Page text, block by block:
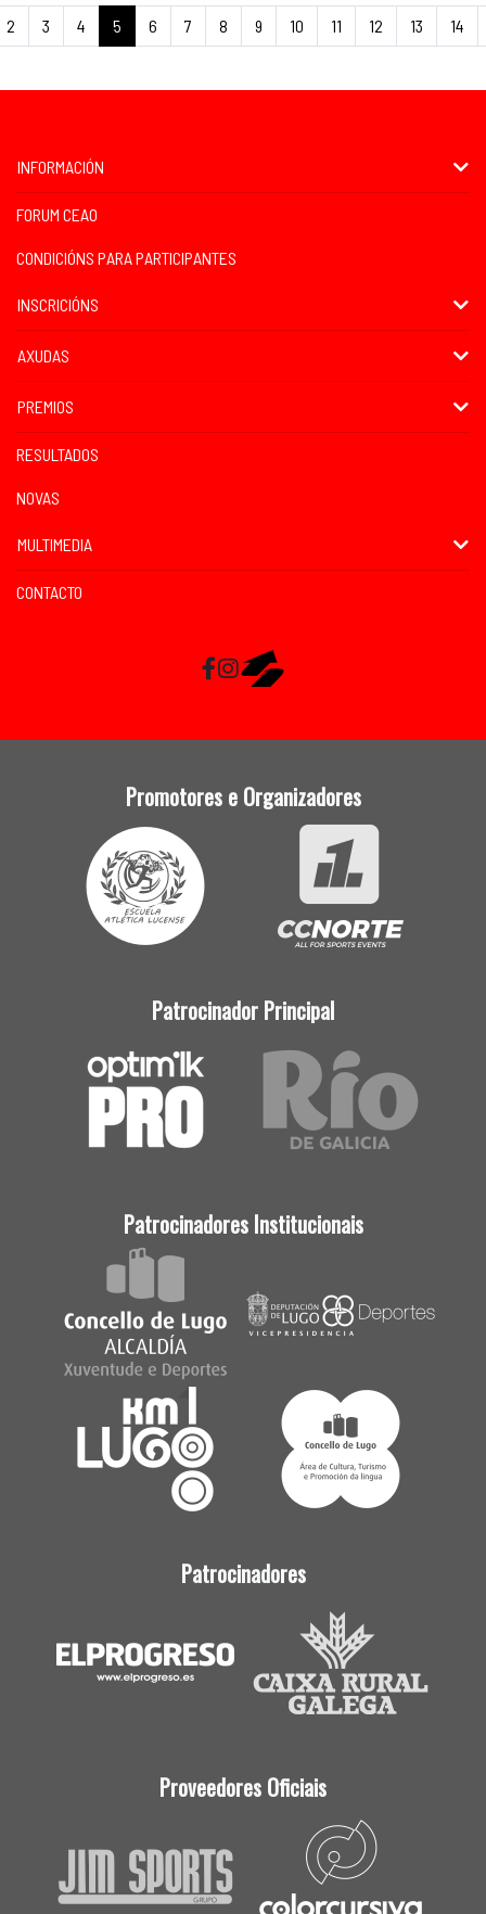
2 3 4 5 6 7 8 9 10 11 12 13 14
INFORMACIÓN
FORUM CEAO
CONDICIÓNS PARA PARTICIPANTES
INSCRICIÓNS
AXUDAS
PREMIOS
RESULTADOS
NOVAS
MULTIMEDIA
CONTACTO
Facebook
InstagramRaceMapp
Promotores e Organizadores
Patrocinador Principal
Patrocinadores Institucionais
Patrocinadores
Proveedores Oficiais